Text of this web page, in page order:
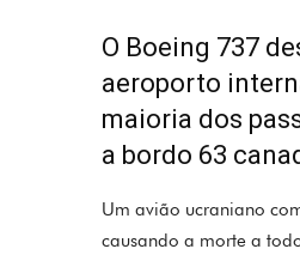
O Boeing 737
aeroporto
maioria dos
a bordo 63
Um avião ucraniano
causando a morte a